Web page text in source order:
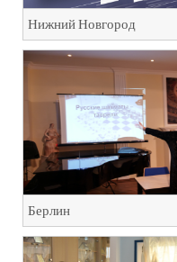
Нижний Новгород
Берлин